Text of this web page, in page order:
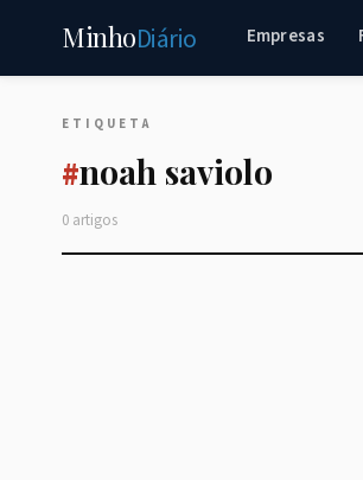
MinhoDiário Empresas
ETIQUETA
#noah saviolo
0 artigos